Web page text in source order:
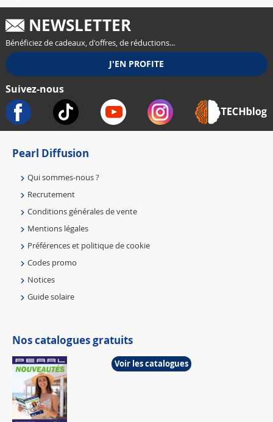
NEWSLETTER
Bénéficiez de cadeaux, d'offres, de réductions...
Suivez-nous
Pearl Diffusion
Qui sommes-nous ?
Recrutement
Conditions générales de vente
Mentions légales
Préférences et politique de cookie
Codes promo
Notices
Guide solaire
Nos catalogues gratuits
Voir les catalogues